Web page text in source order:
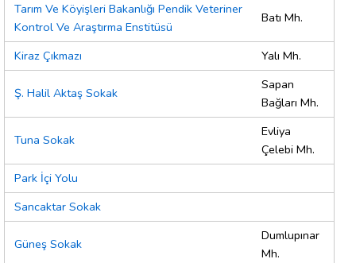
Tarım Ve Köyişleri Bakanlığı Pendik Veteriner
Kontrol Ve Araştırma Enstitüsü
Batı Mh.
Kiraz Çıkmazı Yalı Mh.
Ş. Halil Aktaş Sokak
Sapan
Bağları Mh.
Tuna Sokak
Evliya
Çelebi Mh.
Park İçi Yolu
Sancaktar Sokak
Güneş Sokak
Dumlupınar
Mh.